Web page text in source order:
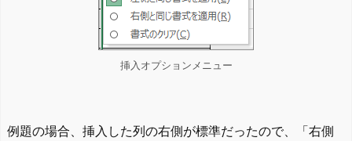
挿入オプションメニュー
例題の場合、挿入した列の右側が標準だったので、「右側